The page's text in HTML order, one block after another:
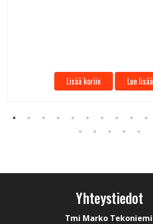
Lisää koriin Lue lisää
Yhteystiedot
Tmi Marko Tekoniemi